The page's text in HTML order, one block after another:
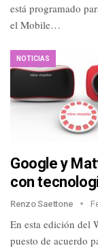
está programado
el Mobile…
NOTICIAS
Google y
con
Renzo Saettone
En esta edición del
puesto de acuerdo